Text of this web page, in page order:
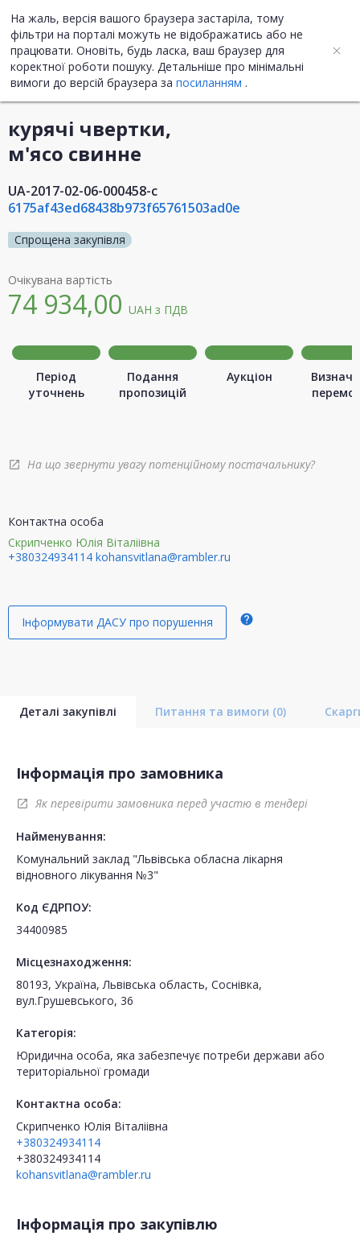
На жаль, версія вашого браузера застаріла, тому
фільтри на порталі можуть не відображатись або не
працювати. Оновіть, будь ласка, ваш браузер для
коректної роботи пошуку. Детальніше про мінімальні
вимоги до версій браузера за посиланням .
UA ENG
Інформація про закупівлю
курячі чвертки,
м'ясо свинне
UA-2017-02-06-000458-c
6175af43ed68438b973f65761503ad0e
Спрощена закупівля
Очікувана вартість
74 934,00 UAH з ПДВ
Період
уточнень
Подання
пропозицій
Аукціон
open_in_new На що звернути увагу потенційному постачальнику?
Контактна особа
Скрипченко Юлія Віталіівна
+380324934114 kohansvitlana@rambler.ru
Інформувати ДАСУ про порушення help
Деталі закупівлі Питання та вимоги (0)
Інформація про замовника
open_in_new Як перевірити замовника перед участю в тендері
Найменування:
Комунальний заклад "Львівська обласна лікарня
відновного лікування №3"
Код ЄДРПОУ:
34400985
Місцезнаходження:
80193, Україна, Львівська область, Соснівка,
вул.Грушевського, 36
Категорія:
Юридична особа, яка забезпечує потреби держави або
територіальної громади
Контактна особа:
Скрипченко Юлія Віталіівна
+380324934114
+380324934114
kohansvitlana@rambler.ru
Інформація про закупівлю